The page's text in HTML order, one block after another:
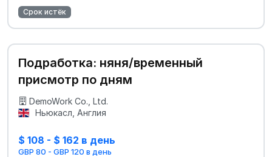
Срок истёк
Подработка: няня/временный
присмотр по дням
DemoWork Co., Ltd.
Ньюкасл, Англия
$ 108 - $ 162 в день
GBP 80 - GBP 120 в день